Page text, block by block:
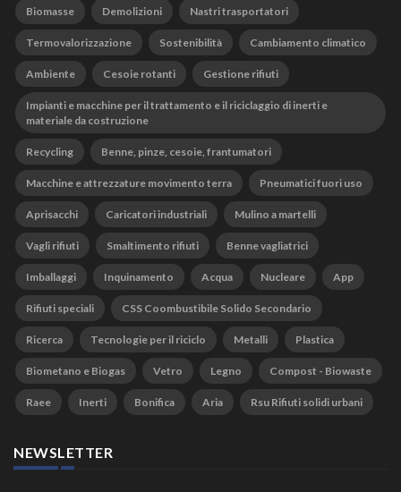
Biomasse Demolizioni Nastri trasportatori
Termovalorizzazione Sostenibilità Cambiamento climatico
Ambiente Cesoie rotanti Gestione rifiuti
Impianti e macchine per il trattamento e il riciclaggio di inerti e
materiale da costruzione
Recycling Benne, pinze, cesoie, frantumatori
Macchine e attrezzature movimento terra Pneumatici fuori uso
Aprisacchi Caricatori industriali Mulino a martelli
Vagli rifiuti Smaltimento rifiuti Benne vagliatrici
Imballaggi Inquinamento Acqua Nucleare App
Rifiuti speciali CSS Coombustibile Solido Secondario
Ricerca Tecnologie per il riciclo Metalli Plastica
Biometano e Biogas Vetro Legno Compost - Biowaste
Raee Inerti Bonifica Aria Rsu Rifiuti solidi urbani
NEWSLETTER